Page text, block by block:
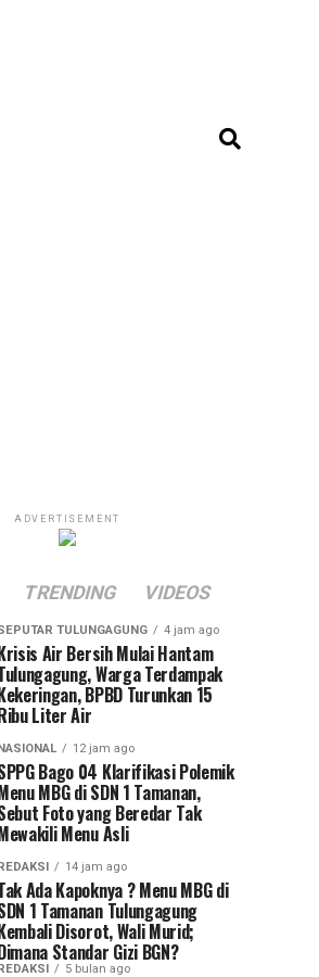
ADVERTISEMENT
TRENDING VIDEOS
TULUNGAGUNG 4 jam ago
Air Bersih Mulai Hantam
Warga Terdampak
BPBD Turunkan 15
Liter Air
12 jam ago
Bago 04 Klarifikasi Polemik
MBG di SDN 1 Tamanan,
Foto yang Beredar Tak
Menu Asli
14 jam ago
Ada Kapoknya ? Menu MBG di
1 Tamanan Tulungagung
Disorot, Wali Murid;
Standar Gizi BGN?
5 bulan ago